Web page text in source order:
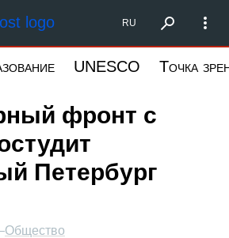
Форпост Северо-Запад
RU
UNESCO Точка
фронт с
Петербург
Общество